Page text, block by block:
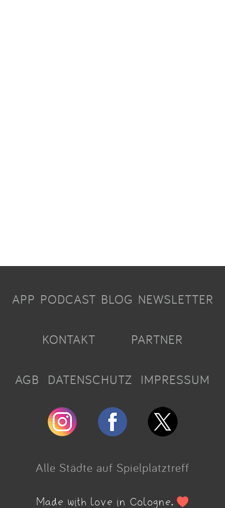
APP PODCAST BLOG NEWSLETTER
KONTAKT PARTNER
AGB DATENSCHUTZ IMPRESSUM
Alle Städte auf Spielplatztreff
Made with love in Cologne.